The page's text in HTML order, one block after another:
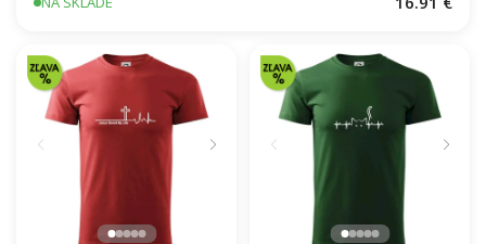
NA SKLADE 16.91 €